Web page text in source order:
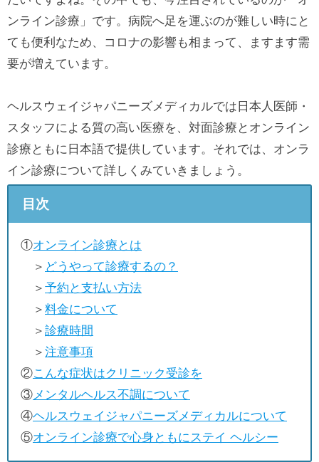
ンライン診療」です。病院へ足を運ぶのが難しい時にと
ても便利なため、コロナの影響も相まって、ますます需
要が増えています。
ヘルスウェイジャパニーズメディカルでは日本人医師・
スタッフによる質の高い医療を、対面診療とオンライン
診療ともに日本語で提供しています。それでは、オンラ
イン診療について詳しくみていきましょう。
目次
①オンライン診療とは
＞ どうやって診療するの？
＞ 予約と支払い方法
＞ 料金について
＞ 診療時間
＞ 注意事項
②こんな症状はクリニック受診を
③ メンタルヘルス不調について
④ヘルスウェイジャパニーズメディカルについて
⑤オンライン診療で心身ともにステイ ヘルシー